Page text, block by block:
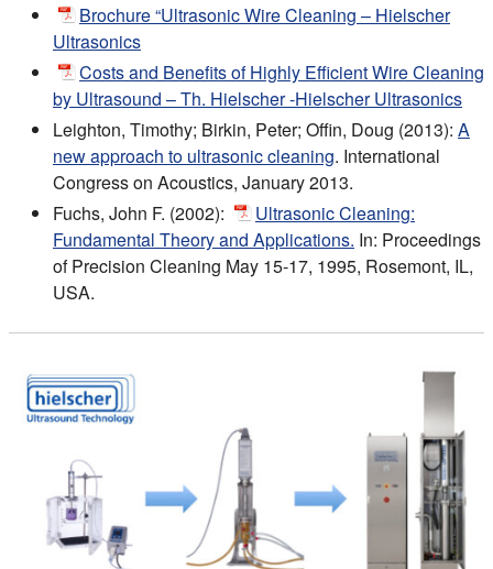
Brochure “Ultrasonic Wire Cleaning – Hielscher
Ultrasonics
Costs and Benefits of Highly Efficient Wire Cleaning
by Ultrasound – Th. Hielscher -Hielscher Ultrasonics
Leighton, Timothy; Birkin, Peter; Offin, Doug (2013): A
new approach to ultrasonic cleaning. International
Congress on Acoustics, January 2013.
Fuchs, John F. (2002):
Ultrasonic Cleaning:
Fundamental Theory and Applications. In: Proceedings
of Precision Cleaning May 15-17, 1995, Rosemont, IL,
USA.